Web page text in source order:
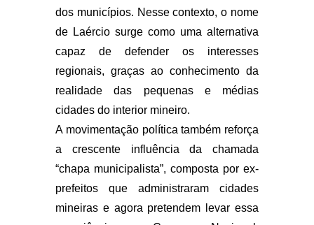
dos municípios. Nesse contexto, o nome
de Laércio surge como uma alternativa
capaz de defender os interesses
regionais, graças ao conhecimento da
realidade das pequenas e médias
cidades do interior mineiro.
A movimentação política também reforça
a crescente influência da chamada
“chapa municipalista”, composta por ex-
prefeitos que administraram cidades
mineiras e agora pretendem levar essa